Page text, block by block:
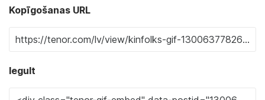
Kopīgošanas URL
Iegult